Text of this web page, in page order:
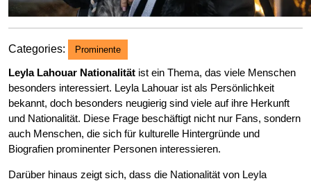
Categories: Prominente
Leyla Lahouar Nationalität ist ein Thema, das viele Menschen
besonders interessiert. Leyla Lahouar ist als Persönlichkeit
bekannt, doch besonders neugierig sind viele auf ihre Herkunft
und Nationalität. Diese Frage beschäftigt nicht nur Fans, sondern
auch Menschen, die sich für kulturelle Hintergründe und
Biografien prominenter Personen interessieren.
Darüber hinaus zeigt sich, dass die Nationalität von Leyla